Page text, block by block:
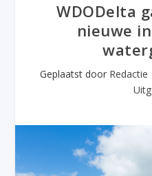
WDODelta
nieuwe
Geplaatst door Redactie